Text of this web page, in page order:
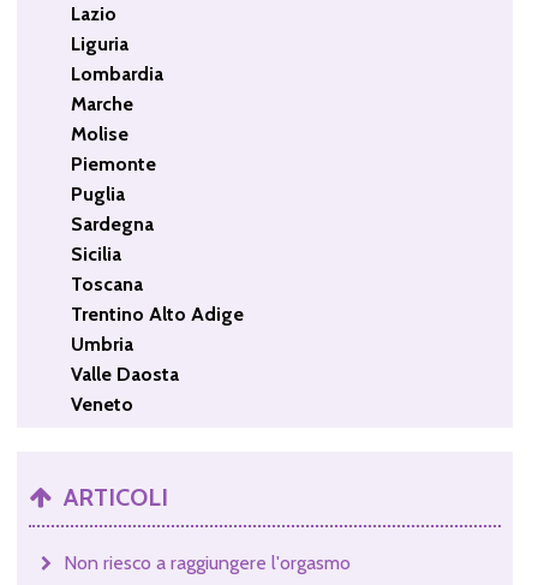
Lazio
Liguria
Lombardia
Marche
Molise
Piemonte
Puglia
Sardegna
Sicilia
Toscana
Trentino Alto Adige
Umbria
Valle Daosta
Veneto
ARTICOLI
Non riesco a raggiungere l'orgasmo